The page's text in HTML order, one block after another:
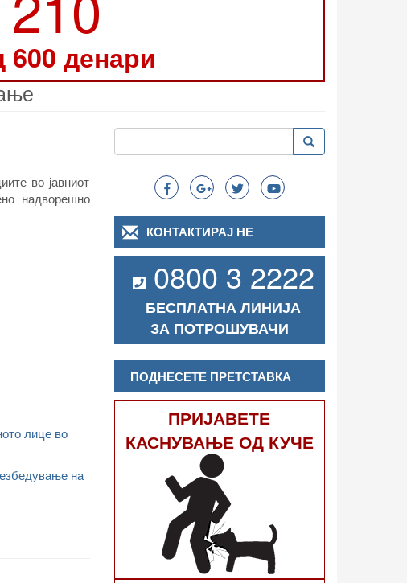
600 денари
во јавниот
надворешно
лице во
на
Search
Пребарување Пребарување
КОНТАКТИРАЈ НЕ
0800 3 2222
БЕСПЛАТНА ЛИНИЈА
ЗА ПОТРОШУВАЧИ
ПОДНЕСЕТЕ ПРЕТСТАВКА
ПРИЈАВЕТЕ
КАСНУВАЊЕ ОД КУЧЕ